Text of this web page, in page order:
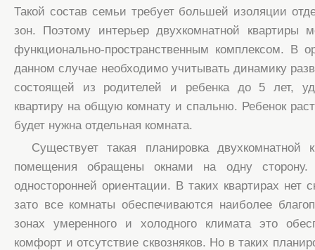
Такой состав семьи требует большей изоляции
зон. Поэтому интерьер двухкомнатной квартиры
функционально-пространственным комплексом. В
данном случае необходимо учитывать динамику
состоящей из родителей и ребенка до 5 лет,
квартиру на общую комнату и спальню. Ребенок
будет нужна отдельная комната.
Существует такая планировка двухкомнатной
помещения обращены окнами на одну
односторонней ориентации. В таких квартирах нет
зато все комнаты обеспечиваются наиболее
зонах умеренного и холодного климата это
комфорт и отсутствие сквозняков. Но в таких